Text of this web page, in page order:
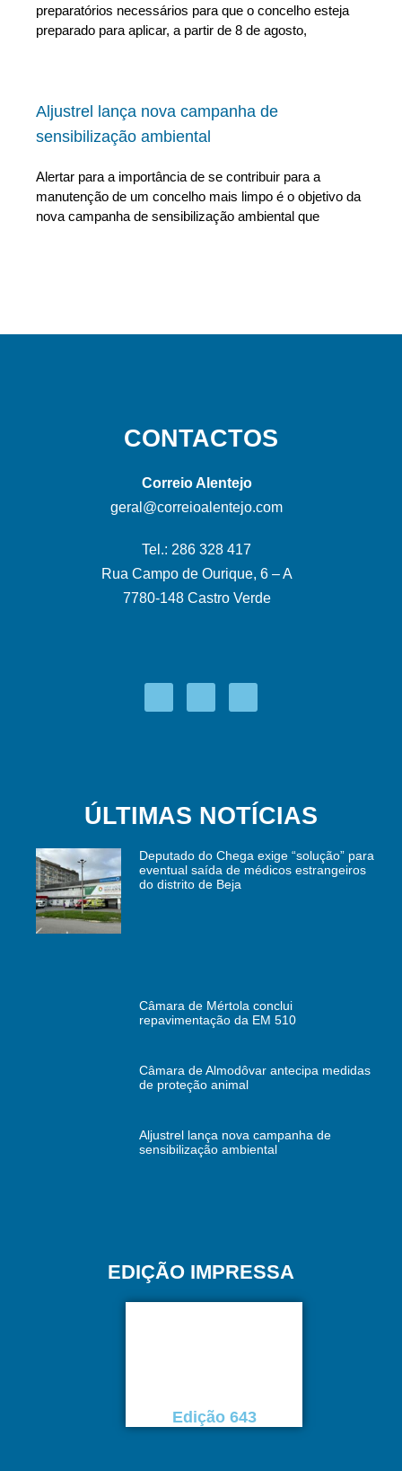
preparatórios necessários para que o concelho esteja
preparado para aplicar, a partir de 8 de agosto,
Aljustrel lança nova campanha de
sensibilização ambiental
Alertar para a importância de se contribuir para a
manutenção de um concelho mais limpo é o objetivo da
nova campanha de sensibilização ambiental que
CONTACTOS
Correio Alentejo
geral@correioalentejo.com
Tel.: 286 328 417
Rua Campo de Ourique, 6 – A
7780-148 Castro Verde
ÚLTIMAS NOTÍCIAS
Deputado do Chega exige “solução” para
eventual saída de médicos estrangeiros
do distrito de Beja
Câmara de Mértola conclui
repavimentação da EM 510
Câmara de Almodôvar antecipa medidas
de proteção animal
Aljustrel lança nova campanha de
sensibilização ambiental
EDIÇÃO IMPRESSA
Edição 643